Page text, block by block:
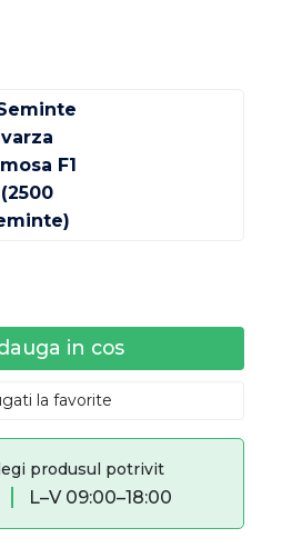
in cos
la favorite
produsul potrivit
L–V 09:00–18:00